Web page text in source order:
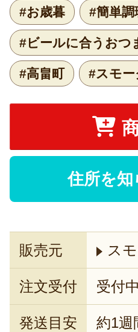
#お歳暮 #簡単
#ビールに合うおつ
#高畠町 #スモ
住所を
販売元 ス
注文受付 受付中
発送目安 約1週